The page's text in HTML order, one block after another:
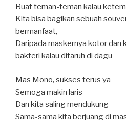
Buat teman-teman kalau
Kita bisa bagikan sebuah
bermanfaat,
Daripada maskernya kotor dan
bakteri kalau ditaruh di dagu
Mas Mono, sukses terus ya
Semoga makin laris
Dan kita saling mendukung
Sama-sama kita berjuang di